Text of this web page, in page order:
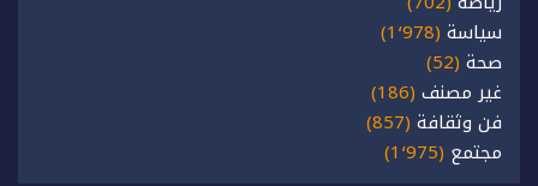
سياسة (1٬978)
صحة (52)
غير مصنف (186)
فن وثقافة (857)
مجتمع (1٬975)